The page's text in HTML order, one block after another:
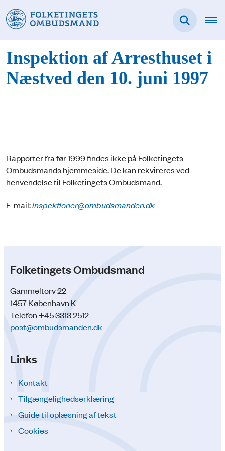
Inspektion af Arresthuset i
Næstved den 10. juni 1997
Rapporter fra før 1999 findes ikke på Folketingets
Ombudsmands hjemmeside. De kan rekvireres ved
henvendelse til Folketingets Ombudsmand.
E-mail:inspektioner@ombudsmanden.dk
Folketingets Ombudsmand
Gammeltorv 22
1457 København K
Telefon +45 3313 2512
post@ombudsmanden.dk
Links
Kontakt
Tilgængelighedserklæring
Guide til oplæsning af tekst
Cookies